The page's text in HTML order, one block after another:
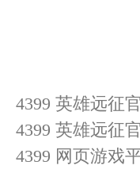
4399 英雄远征
4399 英雄远征
4399 网页游戏